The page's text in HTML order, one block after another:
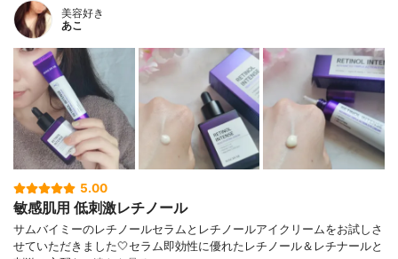
美容好き
あこ
5.00
敏感肌用 低刺激レチノール
サムバイミー⁡⁡のレチノールセラムとレチノールアイクリームをお試しさ
せていただきました🤍⁡⁡⁡⁡⁡セラム⁡⁡即効性に優れた⁡レチノール＆レチナールと